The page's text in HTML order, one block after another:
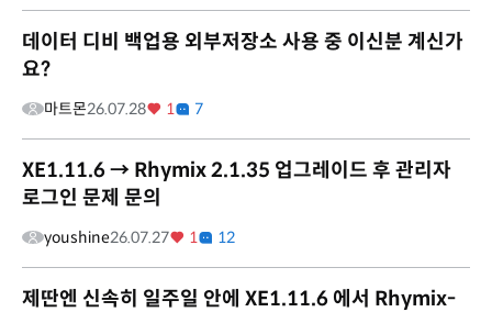
데이터 디비 백업용 외부저장소 사용 중 이신분 계신가
요?
마트몬26.07.28 1 7
XE1.11.6 → Rhymix 2.1.35 업그레이드 후 관리자
로그인 문제 문의
youshine26.07.27 1 12
제딴엔 신속히 일주일 안에 XE1.11.6 에서 Rhymix-